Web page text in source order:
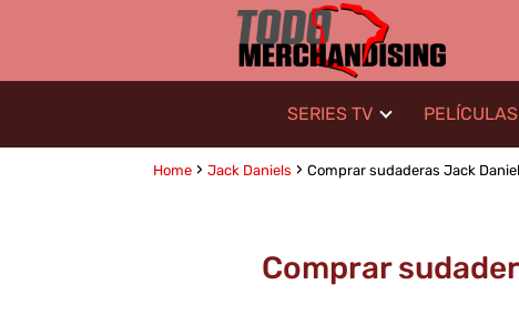
SERIES TV PELÍCULAS
Home Jack Daniels Comprar sudaderas Jack
Comprar